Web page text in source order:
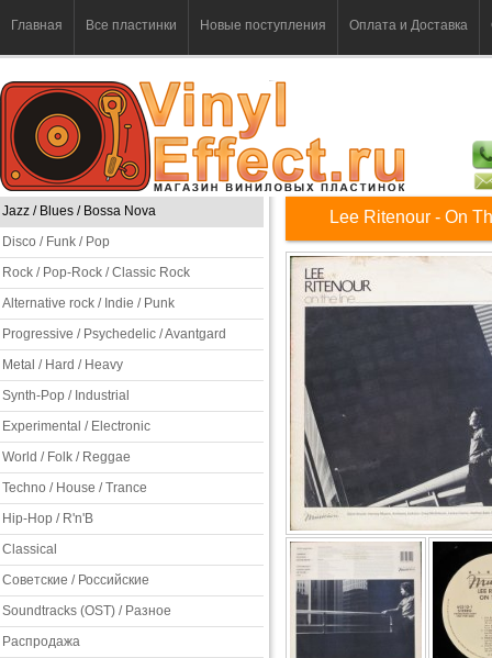
Главная Все пластинки Новые поступления Оплата и Доставка
Jazz / Blues / Bossa Nova
Disco / Funk / Pop
Rock / Pop-Rock / Classic Rock
Alternative rock / Indie / Punk
Progressive / Psychedelic / Avantgard
Metal / Hard / Heavy
Synth-Pop / Industrial
Experimental / Electronic
World / Folk / Reggae
Techno / House / Trance
Hip-Hop / R'n'B
Classical
Советские / Российские
Soundtracks (OST) / Разное
Распродажа
Lee Ritenour - On